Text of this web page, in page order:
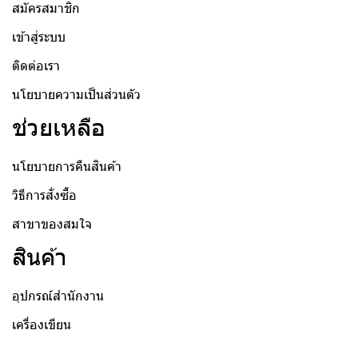
สมัครสมาชิก
เข้าสู่ระบบ
ติดต่อเรา
นโยบายความเป็นส่วนตัว
ช่วยเหลือ
นโยบายการคืนสินค้า
วิธีการสั่งซื้อ
สาขาของสมใจ
สินค้า
อุปกรณ์สำนักงาน
เครื่องเขียน